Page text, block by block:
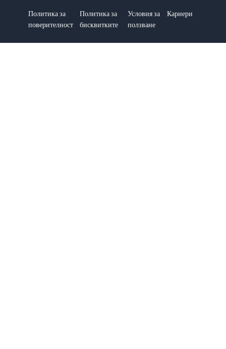
Политика за
поверителност
Политика за
бисквитките
Условия за
ползване
Кариери